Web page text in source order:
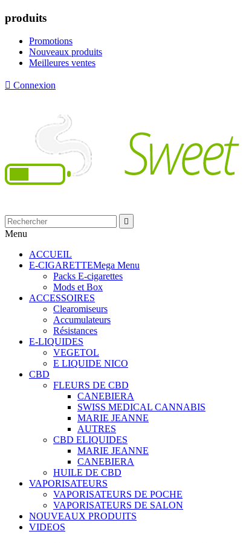
produits
Promotions
Nouveaux produits
Meilleures ventes
 Connexion

Menu
ACCUEIL
E-CIGARETTEMega Menu
Packs E-cigarettes
Mods et Box
ACCESSOIRES
Clearomiseurs
Accumulateurs
Résistances
E-LIQUIDES
VEGETOL
E LIQUIDE NICO
CBD
FLEURS DE CBD
CANEBIERA
SWISS MEDICAL CANNABIS
MARIE JEANNE
AUTRES
CBD ELIQUIDES
MARIE JEANNE
CANEBIERA
HUILE DE CBD
VAPORISATEURS
VAPORISATEURS DE POCHE
VAPORISATEURS DE SALON
NOUVEAUX PRODUITS
VIDEOS